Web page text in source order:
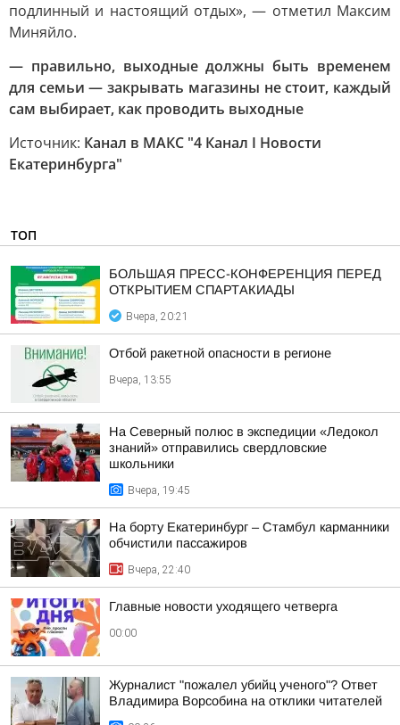
подлинный и настоящий отдых», — отметил Максим
Миняйло.
— правильно, выходные должны быть временем
для семьи — закрывать магазины не стоит, каждый
сам выбирает, как проводить выходные
Источник: Канал в МАКС "4 Канал I Новости
Екатеринбурга"
ТОП
БОЛЬШАЯ ПРЕСС-КОНФЕРЕНЦИЯ ПЕРЕД
ОТКРЫТИЕМ СПАРТАКИАДЫ
Вчера, 20:21
Отбой ракетной опасности в регионе
Вчера, 13:55
На Северный полюс в экспедиции «Ледокол
знаний» отправились свердловские
школьники
Вчера, 19:45
На борту Екатеринбург – Стамбул карманники
обчистили пассажиров
Вчера, 22:40
Главные новости уходящего четверга
00:00
Журналист "пожалел убийц ученого"? Ответ
Владимира Ворсобина на отклики читателей